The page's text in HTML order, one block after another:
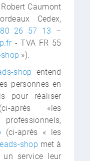
Caumont
Cedex,
26 57 13 –
- TVA FR 55
»).
shop entend
personnes en
pour réaliser
après «les
(ci-après « les
shop met à
un service leur